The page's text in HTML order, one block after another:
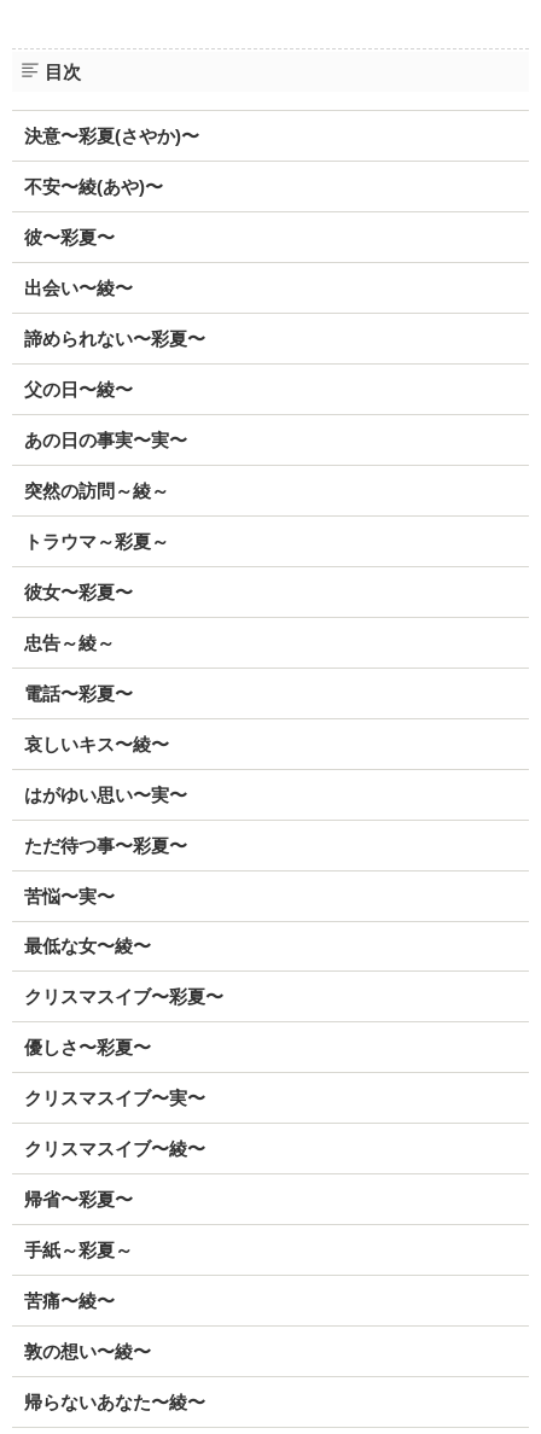
目次
決意〜彩夏(さやか)〜
不安〜綾(あや)〜
彼〜彩夏〜
出会い〜綾〜
諦められない〜彩夏〜
父の日〜綾〜
あの日の事実〜実〜
突然の訪問～綾～
トラウマ～彩夏～
彼女〜彩夏〜
忠告～綾～
電話〜彩夏〜
哀しいキス〜綾〜
はがゆい思い〜実〜
ただ待つ事〜彩夏〜
苦悩〜実〜
最低な女〜綾〜
クリスマスイブ〜彩夏〜
優しさ〜彩夏〜
クリスマスイブ〜実〜
クリスマスイブ〜綾〜
帰省〜彩夏〜
手紙～彩夏～
苦痛〜綾〜
敦の想い〜綾〜
帰らないあなた〜綾〜